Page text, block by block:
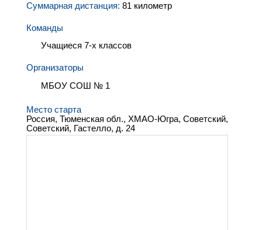
Суммарная дистанция: 81 километр
Команды
Учащиеся 7-х классов
Организаторы
МБОУ СОШ № 1
Место старта
Россия, Тюменская обл., ХМАО-Югра, Советский,
Советский, Гастелло, д. 24